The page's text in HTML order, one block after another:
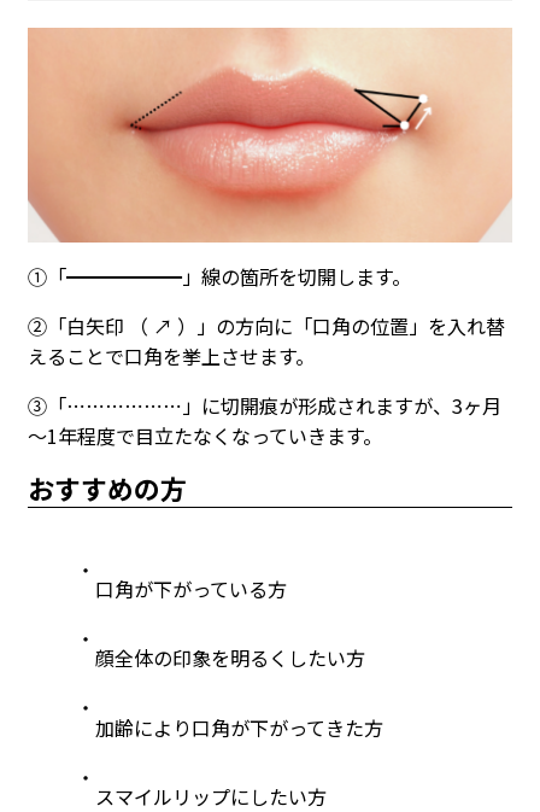
①「━━━━━━」線の箇所を切開します。
②「白矢印 （ ↗ ）」の方向に「口角の位置」を入れ替
えることで口角を挙上させます。
③「⋯⋯⋯⋯⋯⋯」に切開痕が形成されますが、3ヶ月
～1年程度で目立たなくなっていきます。
おすすめの方
口角が下がっている方
顔全体の印象を明るくしたい方
加齢により口角が下がってきた方
スマイルリップにしたい方